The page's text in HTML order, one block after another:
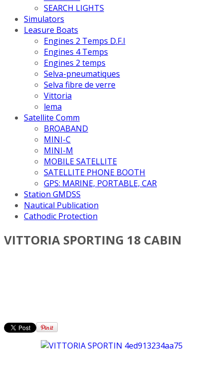
SEARCH LIGHTS
Simulators
Leasure Boats
Engines 2 Temps D.F.I
Engines 4 Temps
Engines 2 temps
Selva-pneumatiques
Selva fibre de verre
Vittoria
lema
Satellite Comm
BROABAND
MINI-C
MINI-M
MOBILE SATELLITE
SATELLITE PHONE BOOTH
GPS: MARINE, PORTABLE, CAR
Station GMDSS
Nautical Publication
Cathodic Protection
VITTORIA SPORTING 18 CABIN